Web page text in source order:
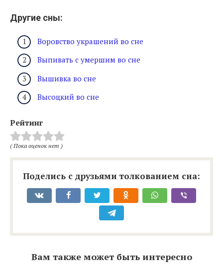
Другие сны:
Воровство украшений во сне
Выпивать с умершим во сне
Вышивка во сне
Высоцкий во сне
Рейтинг
( Пока оценок нет )
Поделись с друзьями толкованием сна:
Вам также может быть интересно